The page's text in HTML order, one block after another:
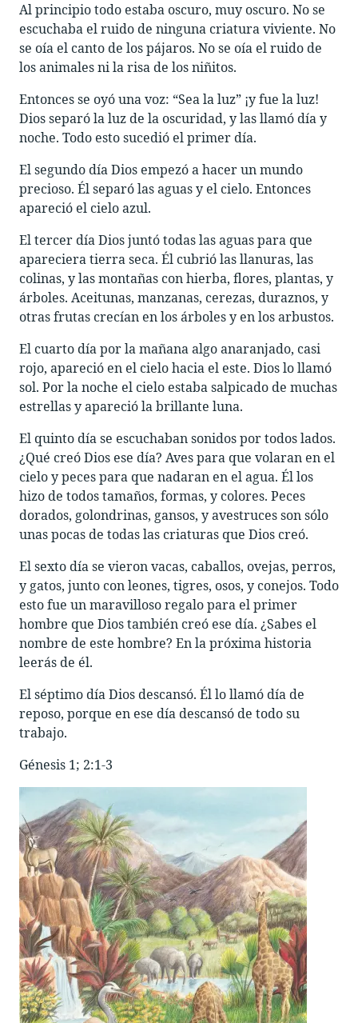
Al principio todo estaba oscuro, muy oscuro. No se
escuchaba el ruido de ninguna criatura viviente. No
se oía el canto de los pájaros. No se oía el ruido de
los animales ni la risa de los niñitos.
Entonces se oyó una voz: “Sea la luz” ¡y fue la luz!
Dios separó la luz de la oscuridad, y las llamó día y
noche. Todo esto sucedió el primer día.
El segundo día Dios empezó a hacer un mundo
precioso. Él separó las aguas y el cielo. Entonces
apareció el cielo azul.
El tercer día Dios juntó todas las aguas para que
apareciera tierra seca. Él cubrió las llanuras, las
colinas, y las montañas con hierba, flores, plantas, y
árboles. Aceitunas, manzanas, cerezas, duraznos, y
otras frutas crecían en los árboles y en los arbustos.
El cuarto día por la mañana algo anaranjado, casi
rojo, apareció en el cielo hacia el este. Dios lo llamó
sol. Por la noche el cielo estaba salpicado de muchas
estrellas y apareció la brillante luna.
El quinto día se escuchaban sonidos por todos lados.
¿Qué creó Dios ese día? Aves para que volaran en el
cielo y peces para que nadaran en el agua. Él los
hizo de todos tamaños, formas, y colores. Peces
dorados, golondrinas, gansos, y avestruces son sólo
unas pocas de todas las criaturas que Dios creó.
El sexto día se vieron vacas, caballos, ovejas, perros,
y gatos, junto con leones, tigres, osos, y conejos. Todo
esto fue un maravilloso regalo para el primer
hombre que Dios también creó ese día. ¿Sabes el
nombre de este hombre? En la próxima historia
leerás de él.
El séptimo día Dios descansó. Él lo llamó día de
reposo, porque en ese día descansó de todo su
trabajo.
Génesis 1; 2:1-3